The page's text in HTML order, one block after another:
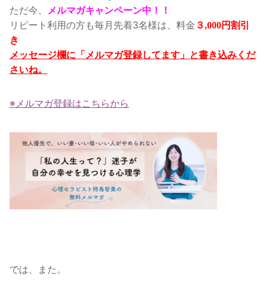
ただ今、
メルマガキャンペーン中！！
リピート利用の方も毎月先着3名様は、料金 ３,000円割引
き
メッセージ欄に「メルマガ登録してます」と書き込みくだ
さいね。
※メルマガ登録はこちらから
では、また。